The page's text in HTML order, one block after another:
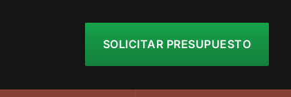
SOLICITAR PRESUPUESTO